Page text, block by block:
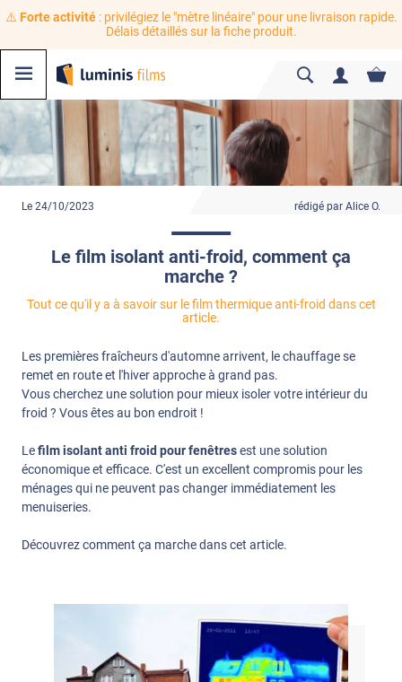
⚠️ Forte activité: privilégiez le "mètre linéaire" pour une livraison rapide.
Délais détaillés sur la fiche produit.
Le 24/10/2023 rédigé par Alice O.
Le film isolant anti-froid, comment ça
marche ?
Tout ce qu'il y a à savoir sur le film thermique anti-froid dans cet
article.
Les premières fraîcheurs d'automne arrivent, le chauffage se
remet en route et l'hiver approche à grand pas.
Vous cherchez une solution pour mieux isoler votre intérieur du
froid ? Vous êtes au bon endroit !
Lefilm isolant anti froid pour fenêtresest une solution
économique et efficace. C'est un excellent compromis pour les
ménages qui ne peuvent pas changer immédiatement les
menuiseries.
Découvrez comment ça marche dans cet article.